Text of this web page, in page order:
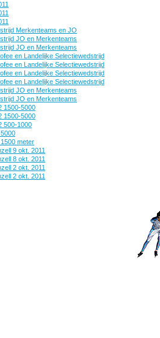
Merkenteams en JO
JO en Merkenteams
JO en Merkenteams
en Landelijke Selectiewedstrijd
en Landelijke Selectiewedstrijd
en Landelijke Selectiewedstrijd
en Landelijke Selectiewedstrijd
JO en Merkenteams
JO en Merkenteams
1500-5000
1500-5000
500-1000
meter
9 okt. 2011
8 okt. 2011
2 okt. 2011
2 okt. 2011